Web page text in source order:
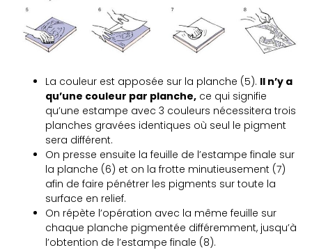
La couleur est apposée sur la planche (5). Il n’y a
qu’une couleur par planche, ce qui signifie
qu’une estampe avec 3 couleurs nécessitera trois
planches gravées identiques où seul le pigment
sera différent.
On presse ensuite la feuille de l’estampe finale sur
la planche (6) et on la frotte minutieusement (7)
afin de faire pénétrer les pigments sur toute la
surface en relief.
On répète l’opération avec la même feuille sur
chaque planche pigmentée différemment, jusqu’à
l’obtention de l’estampe finale (8).